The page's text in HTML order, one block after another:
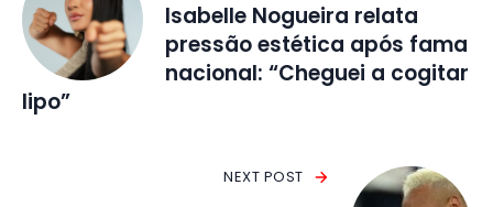
Isabelle Nogueira relata
pressão estética após fama
nacional: “Cheguei a cogitar
lipo”
NEXT POST